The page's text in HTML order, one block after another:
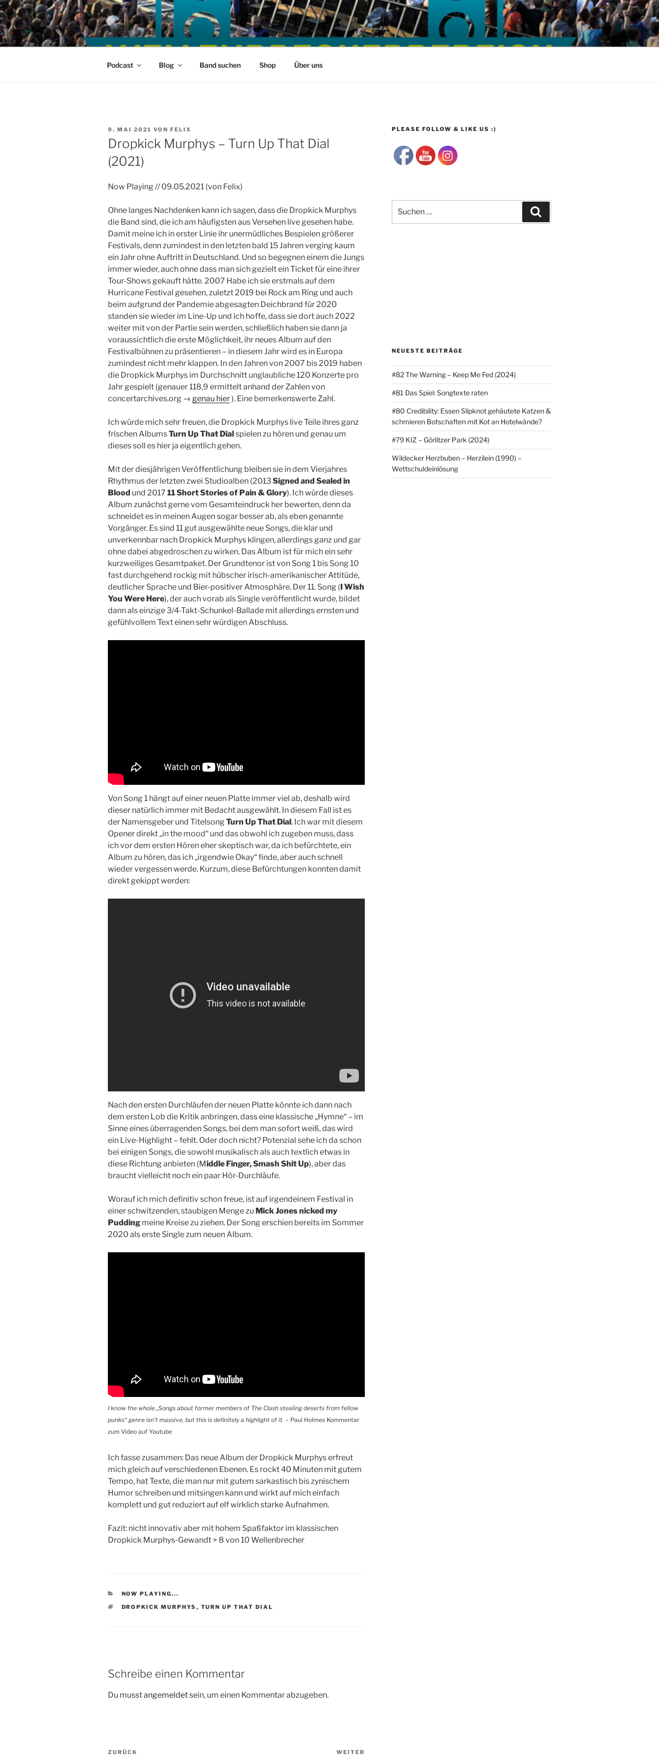
Zum
Inhalt
springen
Podcast Blog Band suchen Shop Über uns
VERÖFFENTLICHT
AM
9. MAI 2021 VON FELIX
Dropkick Murphys – Turn Up That Dial
(2021)
Now Playing // 09.05.2021 (von Felix)
Ohne langes Nachdenken kann ich sagen, dass die Dropkick Murphys
die Band sind, die ich am häufigsten aus Versehen live gesehen habe.
Damit meine ich in erster Linie ihr unermüdliches Bespielen größerer
Festivals, denn zumindest in den letzten bald 15 Jahren verging kaum
ein Jahr ohne Auftritt in Deutschland. Und so begegnen einem die Jungs
immer wieder, auch ohne dass man sich gezielt ein Ticket für eine ihrer
Tour-Shows gekauft hätte. 2007 Habe ich sie erstmals auf dem
Hurricane Festival gesehen, zuletzt 2019 bei Rock am Ring und auch
beim aufgrund der Pandemie abgesagten Deichbrand für 2020
standen sie wieder im Line-Up und ich hoffe, dass sie dort auch 2022
weiter mit von der Partie sein werden, schließlich haben sie dann ja
voraussichtlich die erste Möglichkeit, ihr neues Album auf den
Festivalbühnen zu präsentieren – in diesem Jahr wird es in Europa
zumindest nicht mehr klappen. In den Jahren von 2007 bis 2019 haben
die Dropkick Murphys im Durchschnitt unglaubliche 120 Konzerte pro
Jahr gespielt (genauer 118,9 ermittelt anhand der Zahlen von
concertarchives.org → genau hier). Eine bemerkenswerte Zahl.
Ich würde mich sehr freuen, die Dropkick Murphys live Teile ihres ganz
frischen AlbumsTurn Up That Dial spielen zu hören und genau um
dieses soll es hier ja eigentlich gehen.
Mit der diesjährigen Veröffentlichung bleiben sie in dem Vierjahres
Rhythmus der letzten zwei Studioalben (2013Signed and Sealed in
Blood und 2017 11 Short Stories of Pain & Glory). Ich würde dieses
Album zunächst gerne vom Gesamteindruck her bewerten, denn da
schneidet es in meinen Augen sogar besser ab, als eben genannte
Vorgänger. Es sind 11 gut ausgewählte neue Songs, die klar und
unverkennbar nach Dropkick Murphys klingen, allerdings ganz und gar
ohne dabei abgedroschen zu wirken. Das Album ist für mich ein sehr
kurzweiliges Gesamtpaket. Der Grundtenor ist von Song 1 bis Song 10
fast durchgehend rockig mit hübscher irisch-amerikanischer Attitüde,
deutlicher Sprache und Bier-positiver Atmosphäre. Der 11. Song (I Wish
You Were Here), der auch vorab als Single veröffentlicht wurde, bildet
dann als einzige 3/4-Takt-Schunkel-Ballade mit allerdings ernsten und
gefühlvollem Text einen sehr würdigen Abschluss.
Von Song 1 hängt auf einer neuen Platte immer viel ab, deshalb wird
dieser natürlich immer mit Bedacht ausgewählt. In diesem Fall ist es
der Namensgeber und Titelsong Turn Up That Dial. Ich war mit diesem
Opener direkt „in the mood“ und das obwohl ich zugeben muss, dass
ich vor dem ersten Hören eher skeptisch war, da ich befürchtete, ein
Album zu hören, das ich „irgendwie Okay“ finde, aber auch schnell
wieder vergessen werde. Kurzum, diese Befürchtungen konnten damit
direkt gekippt werden:
Nach den ersten Durchläufen der neuen Platte könnte ich dann nach
dem ersten Lob die Kritik anbringen, dass eine klassische „Hymne“ – im
Sinne eines überragenden Songs, bei dem man sofort weiß, das wird
ein Live-Highlight – fehlt. Oder doch nicht? Potenzial sehe ich da schon
bei einigen Songs, die sowohl musikalisch als auch textlich etwas in
diese Richtung anbieten (Middle Finger, Smash Shit Up), aber das
braucht vielleicht noch ein paar Hör-Durchläufe.
Worauf ich mich definitiv schon freue, ist auf irgendeinem Festival in
einer schwitzenden, staubigen Menge zu Mick Jones nicked my
Pudding meine Kreise zu ziehen. Der Song erschien bereits im Sommer
2020 als erste Single zum neuen Album.
I know the whole „Songs about former members of The Clash stealing deserts from fellow
punks“ genre isn’t massive, but this is definitely a highlight of it. – Paul Holmes Kommentar
zum Video auf Youtube
Ich fasse zusammen: Das neue Album der Dropkick Murphys erfreut
mich gleich auf verschiedenen Ebenen. Es rockt 40 Minuten mit gutem
Tempo, hat Texte, die man nur mit gutem sarkastisch bis zynischem
Humor schreiben und mitsingen kann und wirkt auf mich einfach
komplett und gut reduziert auf elf wirklich starke Aufnahmen.
Fazit: nicht innovativ aber mit hohem Spaßfaktor im klassischen
Dropkick Murphys-Gewandt > 8 von 10 Wellenbrecher
KATEGORIEN
NOW PLAYING...
SCHLAGWÖRTER
DROPKICK MURPHYS , TURN UP THAT DIAL
Schreibe einen Kommentar
Du musstangemeldetsein, um einen Kommentar abzugeben.
Beitragsnavigation
Vorheriger
ZURÜCK WEITER
PLEASE FOLLOW & LIKE US :)
nach:
NEUESTE BEITRÄGE
#82 The Warning – Keep Me Fed (2024)
#81 Das Spiel: Songtexte raten
#80 Credibility: Essen Slipknot gehäutete Katzen &
schmieren Botschaften mit Kot an Hotelwände?
#79 KIZ – Görlitzer Park (2024)
Wildecker Herzbuben – Herzilein (1990) –
Wettschuldeinlösung